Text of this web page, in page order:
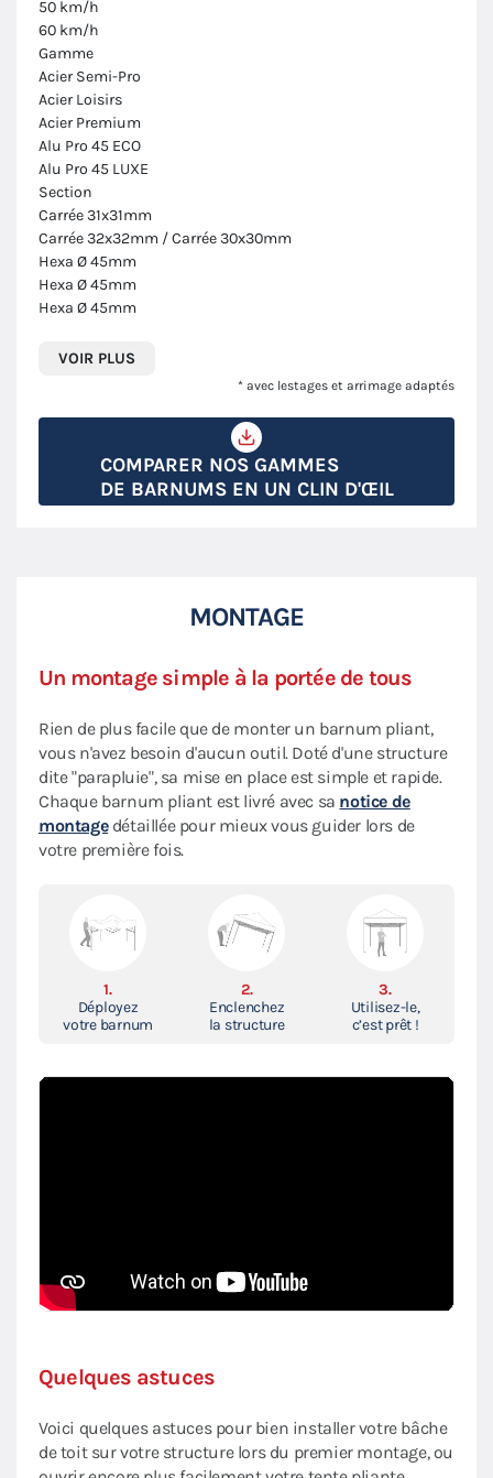
50 km/h
60 km/h
Gamme
Acier Semi-Pro
Acier Loisirs
Acier Premium
Alu Pro 45 ECO
Alu Pro 45 LUXE
Section
Carrée 31x31mm
Carrée 32x32mm / Carrée 30x30mm
Hexa Ø 45mm
Hexa Ø 45mm
Hexa Ø 45mm
VOIR PLUS
* avec lestages et arrimage adaptés
COMPARER NOS GAMMES
DE BARNUMS EN UN CLIN D'ŒIL
MONTAGE
Un montage simple à la portée de tous
Rien de plus facile que de monter un barnum pliant,
vous n'avez besoin d'aucun outil. Doté d'une structure
dite "parapluie", sa mise en place est simple et rapide.
Chaque barnum pliant est livré avec sa notice de
montagedétaillée pour mieux vous guider lors de
votre première fois.
1.
Déployez
votre barnum
2.
Enclenchez
la structure
3.
Utilisez-le,
c’est prêt !
Quelques astuces
Voici quelques astuces pour bien installer votre bâche
de toit sur votre structure lors du premier montage, ou